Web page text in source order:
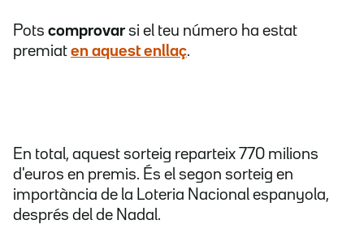
Pots comprovar si el teu número ha estat
premiat en aquest enllaç.
En total, aquest sorteig reparteix 770 milions
d'euros en premis. És el segon sorteig en
importància de la Loteria Nacional espanyola,
després del de Nadal.